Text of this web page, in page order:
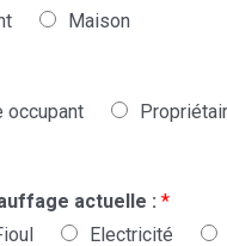
Maison
occupant
actuelle : *
Electricité